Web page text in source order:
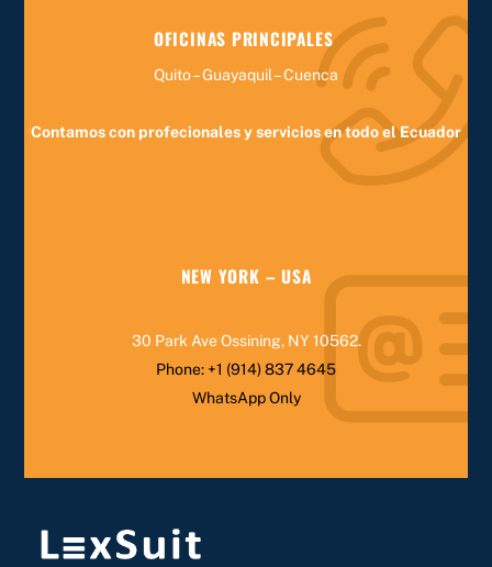
OFICINAS PRINCIPALES
Quito – Guayaquil – Cuenca
Contamos con profecionales y servicios en todo el Ecuador
NEW YORK – USA
30 Park Ave Ossining, NY 10562.
Phone: +1 (914) 837 4645
WhatsApp Only